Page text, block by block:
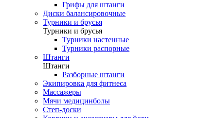
Грифы для штанги
Диски балансировочные
Турники и брусья
Турники и брусья
Турники настенные
Турники распорные
Штанги
Штанги
Разборные штанги
Экипировка для фитнеса
Массажеры
Мячи медицинболы
Степ-доски